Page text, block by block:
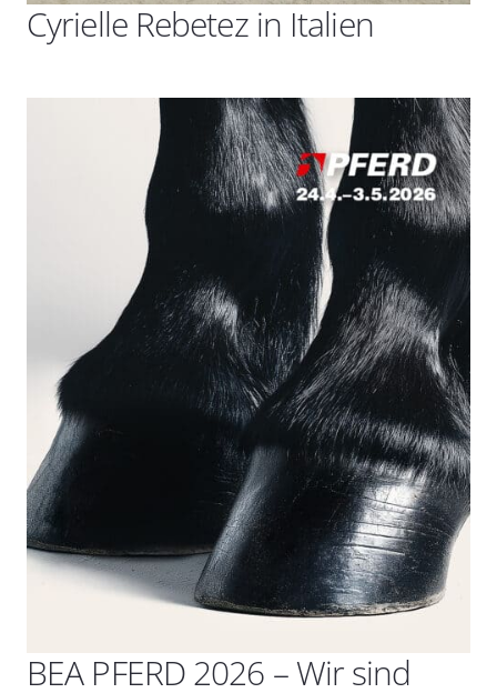
Cyrielle Rebetez in Italien
BEA PFERD 2026 – Wir sind